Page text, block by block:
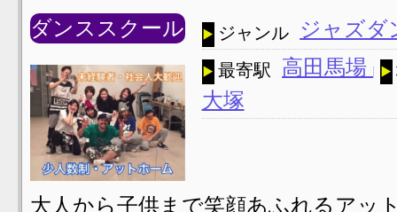
ダンススクール ジャンル ジャズ
最寄駅 高田馬場
大塚
大人から子供まで笑顔あふれるアッ